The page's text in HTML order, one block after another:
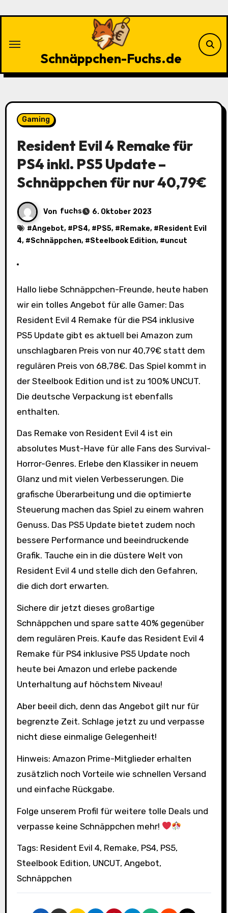
Schnäppchen-Fuchs.de
Gaming
Resident Evil 4 Remake für
PS4 inkl. PS5 Update –
Schnäppchen für nur 40,79€
Von fuchs
6. Oktober 2023
#Angebot, # PS4, # PS5, # Remake, # Resident Evil
4, #Schnäppchen, #Steelbook Edition, #uncut
Hallo liebe Schnäppchen-Freunde, heute haben
wir ein tolles Angebot für alle Gamer: Das
Resident Evil 4 Remake für die PS4 inklusive
PS5 Update gibt es aktuell bei Amazon zum
unschlagbaren Preis von nur 40,79€ statt dem
regulären Preis von 68,78€. Das Spiel kommt in
der Steelbook Edition und ist zu 100% UNCUT.
Die deutsche Verpackung ist ebenfalls
enthalten.
Das Remake von Resident Evil 4 ist ein
absolutes Must-Have für alle Fans des Survival-
Horror-Genres. Erlebe den Klassiker in neuem
Glanz und mit vielen Verbesserungen. Die
grafische Überarbeitung und die optimierte
Steuerung machen das Spiel zu einem wahren
Genuss. Das PS5 Update bietet zudem noch
bessere Performance und beeindruckende
Grafik. Tauche ein in die düstere Welt von
Resident Evil 4 und stelle dich den Gefahren,
die dich dort erwarten.
Sichere dir jetzt dieses großartige
Schnäppchen und spare satte 40% gegenüber
dem regulären Preis. Kaufe das Resident Evil 4
Remake für PS4 inklusive PS5 Update noch
heute bei Amazon und erlebe packende
Unterhaltung auf höchstem Niveau!
Aber beeil dich, denn das Angebot gilt nur für
begrenzte Zeit. Schlage jetzt zu und verpasse
nicht diese einmalige Gelegenheit!
Hinweis: Amazon Prime-Mitglieder erhalten
zusätzlich noch Vorteile wie schnellen Versand
und einfache Rückgabe.
Folge unserem Profil für weitere tolle Deals und
verpasse keine Schnäppchen mehr!
Tags: Resident Evil 4, Remake, PS4, PS5,
Steelbook Edition, UNCUT, Angebot,
Schnäppchen